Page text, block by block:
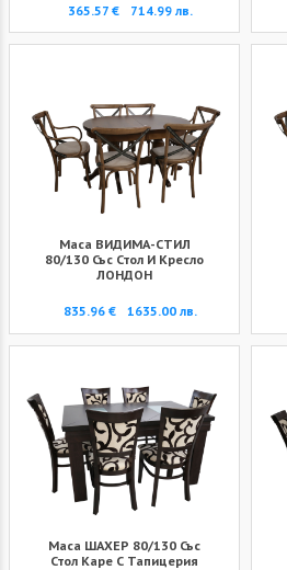
365.57 € 714.99 лв.
Маса ВИДИМА-СТИЛ
80/130 Със Стол И Кресло
ЛОНДОН
835.96 € 1635.00 лв.
Маса ШАХЕР 80/130 Със
Стол Каре С Тапицерия